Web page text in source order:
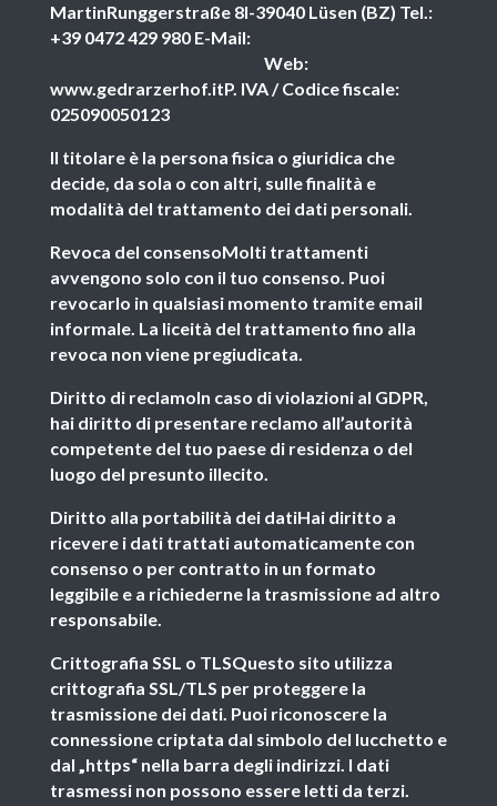
MartinRunggerstraße 8I-39040 Lüsen (BZ) Tel.:
+39 0472 429 980 E-Mail:
Web:
www.gedrarzerhof.itP. IVA / Codice fiscale:
025090050123
Il titolare è la persona fisica o giuridica che
decide, da sola o con altri, sulle finalità e
modalità del trattamento dei dati personali.
Revoca del consensoMolti trattamenti
avvengono solo con il tuo consenso. Puoi
revocarlo in qualsiasi momento tramite email
informale. La liceità del trattamento fino alla
revoca non viene pregiudicata.
Diritto di reclamoIn caso di violazioni al GDPR,
hai diritto di presentare reclamo all’autorità
competente del tuo paese di residenza o del
luogo del presunto illecito.
Diritto alla portabilità dei datiHai diritto a
ricevere i dati trattati automaticamente con
consenso o per contratto in un formato
leggibile e a richiederne la trasmissione ad altro
responsabile.
Crittografia SSL o TLSQuesto sito utilizza
crittografia SSL/TLS per proteggere la
trasmissione dei dati. Puoi riconoscere la
connessione criptata dal simbolo del lucchetto e
dal „https“ nella barra degli indirizzi. I dati
trasmessi non possono essere letti da terzi.